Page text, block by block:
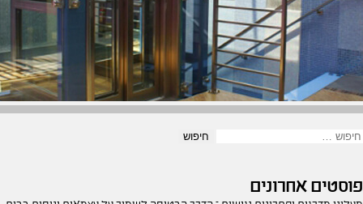
חיפוש:
פוסטים אחרונים